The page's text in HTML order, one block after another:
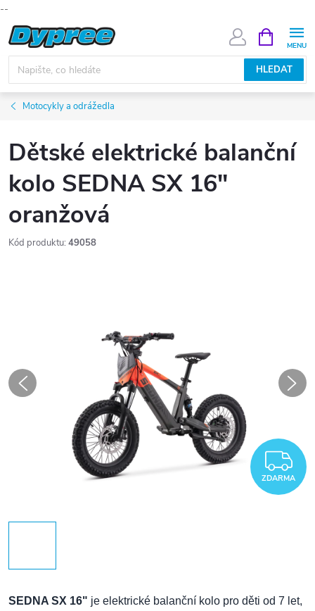
--
Přejít
na
obsah
HLEDAT
NÁKUPNÍ
KOŠÍK
Motocykly a odrážedla
Dětské elektrické balanční
kolo SEDNA SX 16"
oranžová
Kód produktu: 49058
ZDARMA
SEDNA SX 16" je elektrické balanční kolo pro děti od 7 let,